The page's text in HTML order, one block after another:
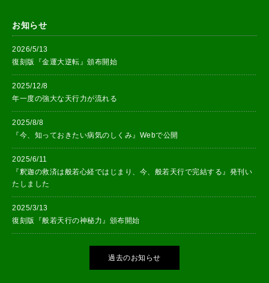
お知らせ
2026/5/13
復刻版『金運大逆転』頒布開始
2025/12/8
年一度の強大な天行力が流れる
2025/8/8
『今、知っておきたい病気のしくみ』Webで公開
2025/6/11
『釈迦の救済は般若心経ではじまり、今、般若天行で完結する』発刊い
たしました
2025/3/13
復刻版『般若天行の神秘力』頒布開始
過去のお知らせ